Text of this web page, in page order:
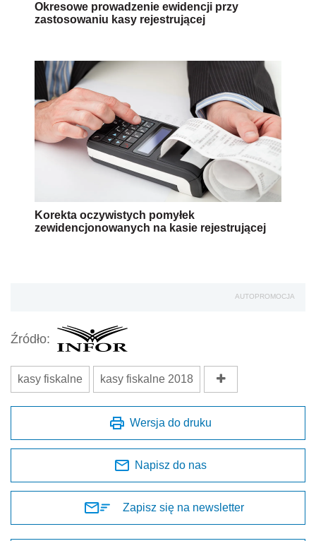
Okresowe prowadzenie ewidencji przy
zastosowaniu kasy rejestrującej
Korekta oczywistych pomyłek
zewidencjonowanych na kasie rejestrującej
AUTOPROMOCJA
Źródło:
kasy fiskalne kasy fiskalne 2018
Wersja do druku
Napisz do nas
Zapisz się na newsletter